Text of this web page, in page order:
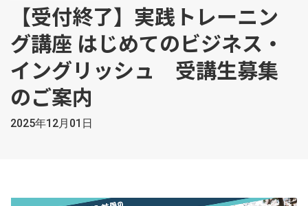
【受付終了】実践トレーニン
グ講座 はじめてのビジネス・
イングリッシュ 受講生募集
のご案内
2025年12月01日